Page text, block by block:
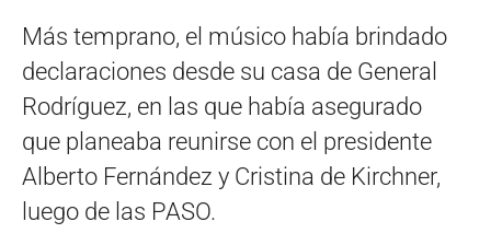
Más temprano, el músico había brindado
declaraciones desde su casa de General
Rodríguez, en las que había asegurado
que planeaba reunirse con el presidente
Alberto Fernández y Cristina de Kirchner,
luego de las PASO.